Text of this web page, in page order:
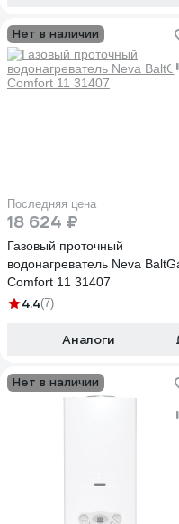
Нет в наличии
Последняя цена
18 624 ₽
Газовый проточный
водонагреватель Neva
Comfort 11 31407
4.4(7)
Аналоги
Нет в наличии